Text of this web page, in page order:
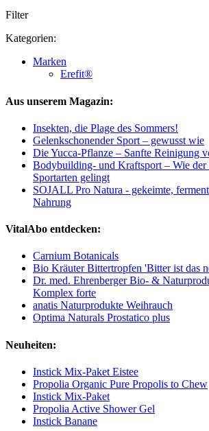
Filter
Kategorien:
Marken
Erefit®
Aus unserem Magazin:
Insekten, die Plage des Sommers!
Gelenkschonender Sport – gewusst wie
Die Yucca-Pflanze – Sanfte Reinigung
Bodybuilding- und Kraftsport – Wie der
Sportarten gelingt
SOJALL Pro Natura - gekeimte,
Nahrung
VitalAbo entdecken:
Carnium Botanicals
Bio Kräuter Bittertropfen 'Bitter ist das
Dr. med. Ehrenberger Bio- &
Komplex forte
anatis Naturprodukte Weihrauch
Optima Naturals Prostatico plus
Neuheiten:
Instick Mix-Paket Eistee
Propolia Organic Pure Propolis to Chew
Instick Mix-Paket
Propolia Active Shower Gel
Instick Banane